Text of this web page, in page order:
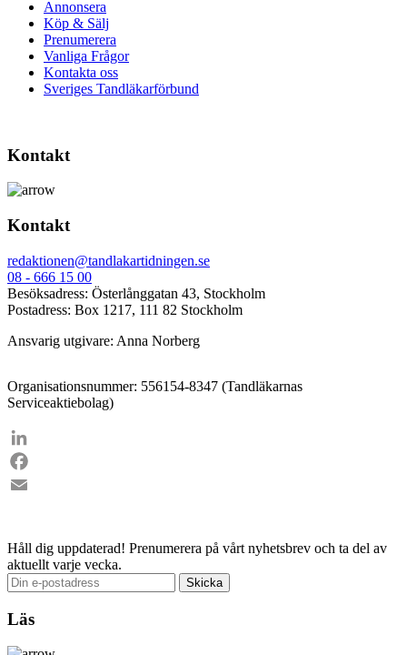
Annonsera
Köp & Sälj
Prenumerera
Vanliga Frågor
Kontakta oss
Sveriges Tandläkarförbund
Kontakt
Kontakt
redaktionen@tandlakartidningen.se
08 - 666 15 00
Besöksadress: Österlånggatan 43, Stockholm
Postadress: Box 1217, 111 82 Stockholm
Ansvarig utgivare: Anna Norberg
Organisationsnummer: 556154-8347 (Tandläkarnas
Serviceaktiebolag)
LinkedIn
Facebook
Håll dig uppdaterad! Prenumerera på vårt nyhetsbrev och ta del av
aktuellt varje vecka.
Läs